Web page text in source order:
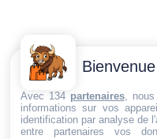
Conditions
générales
de vente
Politique de
cookies
Nous
Email:
Bienvenue
Avec 134 partenaires, nous
informations sur vos
identification par analyse de
entre partenaires vos